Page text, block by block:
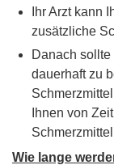
Ihr Arzt kann
zusätzliche
Danach
dauerhaft zu
Ihnen von
Wie lange